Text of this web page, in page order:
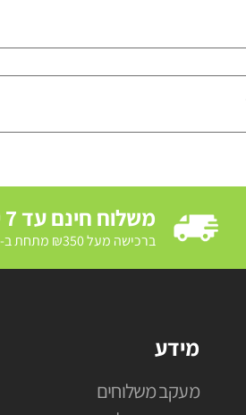
משלוח חינם עד 7 ימי עסקים
ברכישה מעל ₪350 מתחת ב-₪30 הובלת מדרכה ב₪250
מידע
מעקב משלוחים